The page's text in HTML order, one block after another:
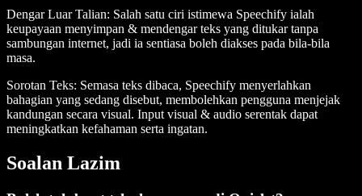
Dengar Luar Talian: Salah satu ciri istimewa Speechify ialah
keupayaan menyimpan & mendengar teks yang ditukar tanpa
sambungan internet, jadi ia sentiasa boleh diakses pada bila-bila
masa.
Sorotan Teks: Semasa teks dibaca, Speechify menyerlahkan
bahagian yang sedang disebut, membolehkan pengguna menjejak
kandungan secara visual. Input visual & audio serentak dapat
meningkatkan kefahaman serta ingatan.
Soalan Lazim